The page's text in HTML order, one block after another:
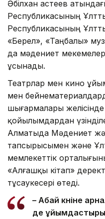
Әбілхан Қастеев
Республикасының
Республикасының
«Берел», «Таңбалы»
да мәдениет
ұсынады.
Театрлар мен кино
мен
шығармалары
қойылымдардан
Алматыда Мәдениет
тапсырысымен және
мемлекеттік
«Алғашқы кітап»
тұсаукесері өтеді.
– Абай күніне
де